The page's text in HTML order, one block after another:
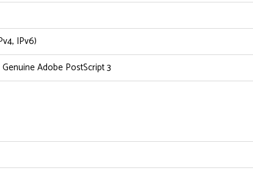
IPv6)
Genuine Adobe PostScript 3